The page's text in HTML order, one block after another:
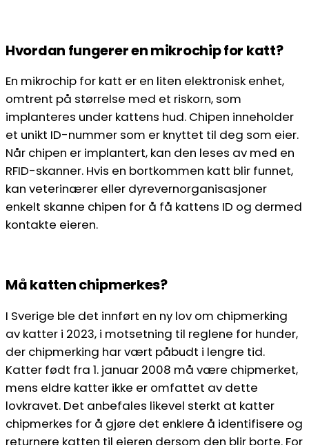
Hvordan fungerer en mikrochip for katt?
En mikrochip for katt er en liten elektronisk enhet,
omtrent på størrelse med et riskorn, som
implanteres under kattens hud. Chipen inneholder
et unikt ID-nummer som er knyttet til deg som eier.
Når chipen er implantert, kan den leses av med en
RFID-skanner. Hvis en bortkommen katt blir funnet,
kan veterinærer eller dyrevernorganisasjoner
enkelt skanne chipen for å få kattens ID og dermed
kontakte eieren.
Må katten chipmerkes?
I Sverige ble det innført en ny lov om chipmerking
av katter i 2023, i motsetning til reglene for hunder,
der chipmerking har vært påbudt i lengre tid.
Katter født fra 1. januar 2008 må være chipmerket,
mens eldre katter ikke er omfattet av dette
lovkravet. Det anbefales likevel sterkt at katter
chipmerkes for å gjøre det enklere å identifisere og
returnere katten til eieren dersom den blir borte. For